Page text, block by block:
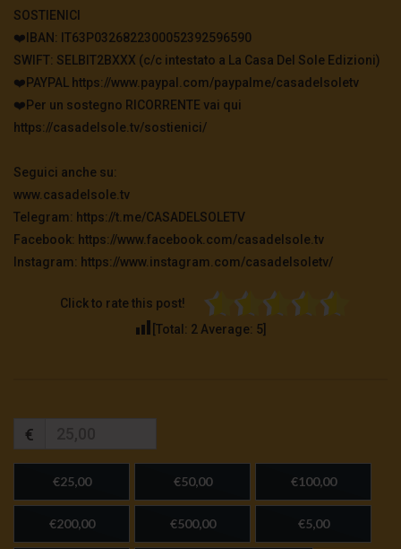
SOSTIENICI
❤️IBAN: IT63P0326822300052392596590
SWIFT: SELBIT2BXXX (c/c intestato a La Casa Del Sole Edizioni)
❤️PAYPAL https://www.paypal.com/paypalme/casadelsoletv
❤️Per un sostegno RICORRENTE vai qui
https://casadelsole.tv/sostienici/
Seguici anche su:
www.casadelsole.tv
Telegram: https://t.me/CASADELSOLETV
Facebook: https://www.facebook.com/casadelsole.tv
Instagram: https://www.instagram.com/casadelsoletv/
Click to rate this post!
[Total: 2 Average: 5
€
€25,00 €50,00 €100,00
€200,00 €500,00 €5,00